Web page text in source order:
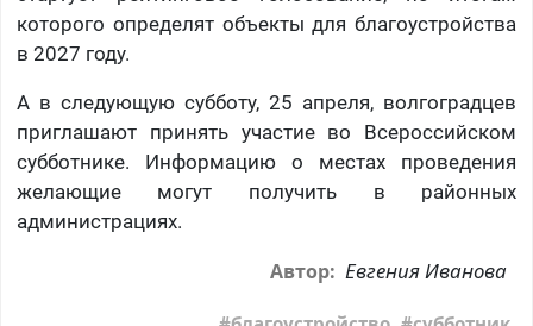
которого определят объекты для благоустройства
в 2027 году.
А в следующую субботу, 25 апреля, волгоградцев
приглашают принять участие во Всероссийском
субботнике. Информацию о местах проведения
желающие могут получить в районных
администрациях.
Автор: Евгения Иванова